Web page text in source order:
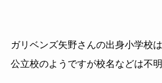
ガリベンズ矢野さんの出身小学校
公立校のようですが校名などは不明